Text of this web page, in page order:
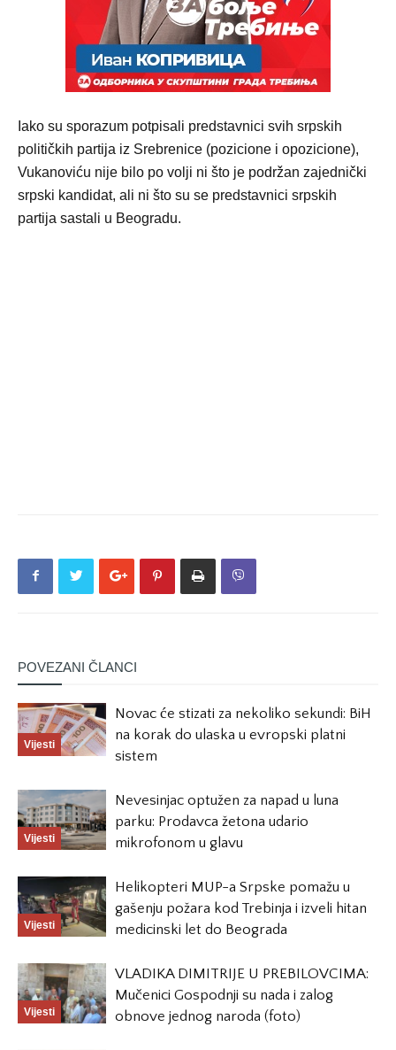
Iako su sporazum potpisali predstavnici svih srpskih
političkih partija iz Srebrenice (pozicione i opozicione),
Vukanoviću nije bilo po volji ni što je podržan zajednički
srpski kandidat, ali ni što su se predstavnici srpskih
partija sastali u Beogradu.
POVEZANI ČLANCI
Vijesti
Novac će stizati za nekoliko sekundi: BiH
na korak do ulaska u evropski platni
sistem
Vijesti
Nevesinjac optužen za napad u luna
parku: Prodavca žetona udario
mikrofonom u glavu
Vijesti
Helikopteri MUP-a Srpske pomažu u
gašenju požara kod Trebinja i izveli hitan
medicinski let do Beograda
Vijesti
VLADIKA DIMITRIJE U PREBILOVCIMA:
Mučenici Gospodnji su nada i zalog
obnove jednog naroda (foto)